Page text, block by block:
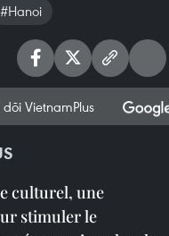
#Hanoi
dõi VietnamPlus
culturel, une
stimuler le